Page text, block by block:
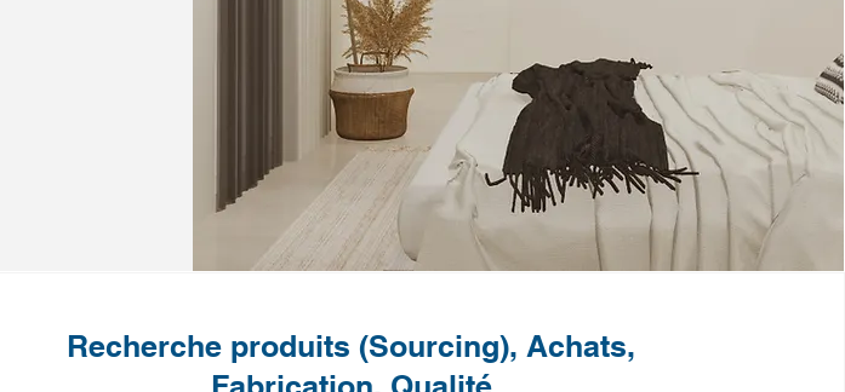
Recherche produits (Sourcing), Achats,